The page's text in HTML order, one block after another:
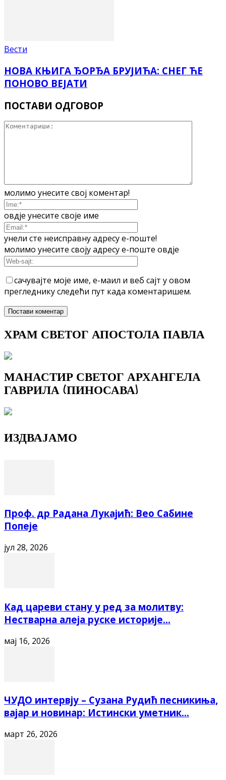
Вести
НОВА КЊИГА ЂОРЂА БРУЈИЋА: СНЕГ ЋЕ
ПОНОВО ВЕЈАТИ
ПОСТАВИ ОДГОВОР
молимо унесите свој коментар!
овдје унесите своје име
унели сте неисправну адресу е-поште!
молимо унесите своју адресу е-поште овдје
сачувајте моје име, е-маил и веб сајт у овом
прегледнику следећи пут када коментаришем.
ХРАМ СВЕТОГ АПОСТОЛА ПАВЛА
МАНАСТИР СВЕТОГ АРХАНГЕЛА
ГАВРИЛА (ПИНОСАВА)
ИЗДВАЈАМО
Проф. др Радана Лукајић: Вео Сабине
Попеје
јул 28, 2026
Кад цареви стану у ред за молитву:
Нестварна алеја руске историје...
мај 16, 2026
ЧУДО интервју – Сузана Рудић песникиња,
вајар и новинар: Истински уметник...
март 26, 2026